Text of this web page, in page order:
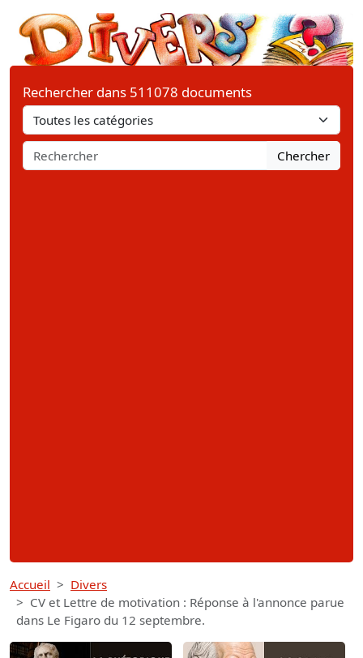
Rechercher dans 511078 documents
Chercher
Accueil
Divers
CV et Lettre de motivation : Réponse à l'annonce parue
dans Le Figaro du 12 septembre.